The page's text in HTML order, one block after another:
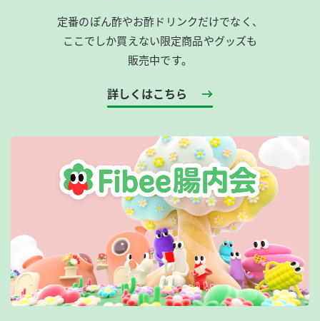
定番のぽん酢やお酢ドリンクだけでなく、
ここでしか買えない限定商品やグッズも
販売中です。
詳しくはこちら